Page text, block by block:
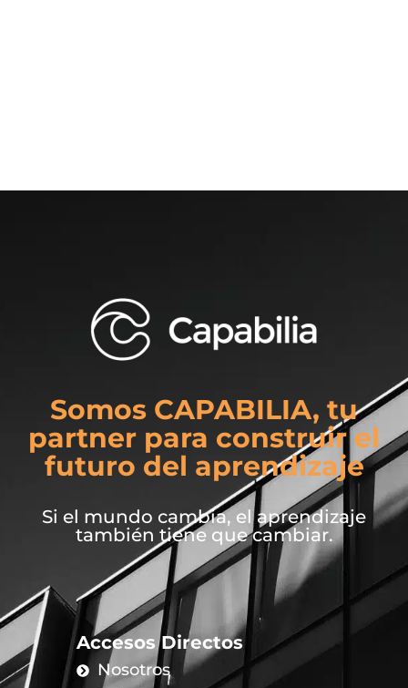
Somos CAPABILIA, tu
partner para construir el
futuro del aprendizaje
Si el mundo cambia, el aprendizaje
también tiene que cambiar.
Accesos Directos
Nosotros